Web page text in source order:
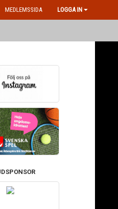
MEDLEMSSIDA LOGGA IN